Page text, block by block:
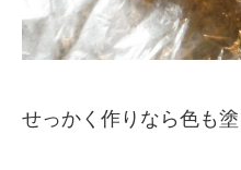
せっかく作りなら色も塗